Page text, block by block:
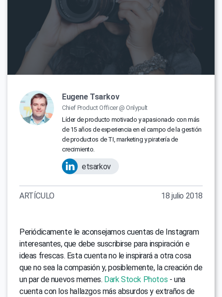
Eugene Tsarkov
Chief Product Officer @ Onlypult
Líder de producto motivado y apasionado con más
de 15 años de experiencia en el campo de la gestión
de productos de TI, marketing y piratería de
crecimiento.
etsarkov
ARTÍCULO 18 julio 2018
Periódicamente le aconsejamos cuentas de Instagram
interesantes, que debe suscribirse para inspiración e
ideas frescas. Esta cuenta no le inspirará a otra cosa
que no sea la compasión y, posiblemente, la creación de
un par de nuevos memes. Dark Stock Photos - una
cuenta con los hallazgos más absurdos y extraños de